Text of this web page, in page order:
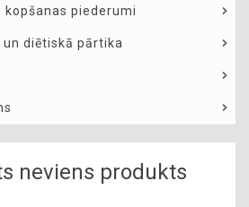
kopšanas piederumi
diētiskā pārtika
neviens produkts